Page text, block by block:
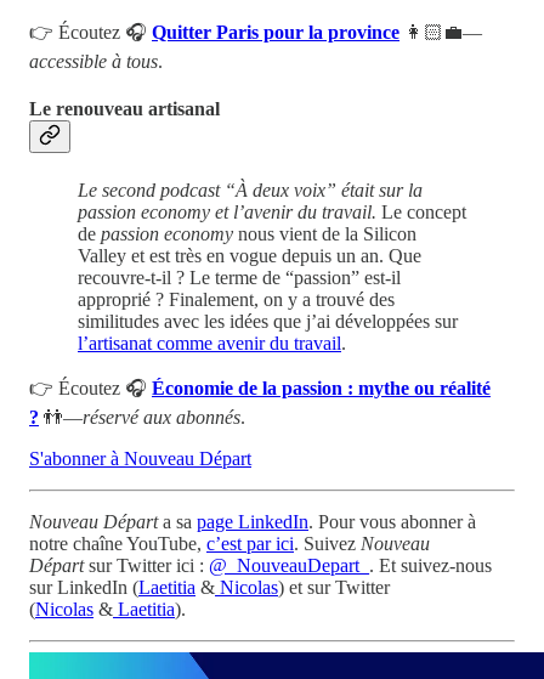
👉 Écoutez 🎧 Quitter Paris pour la province 👩🏻‍💼—
accessible à tous.
Le renouveau artisanal
Le second podcast “À deux voix” était sur la
passion economy et l’avenir du travail. Le concept
de passion economy nous vient de la Silicon
Valley et est très en vogue depuis un an. Que
recouvre-t-il ? Le terme de “passion” est-il
approprié ? Finalement, on y a trouvé des
similitudes avec les idées que j’ai développées sur
l’artisanat comme avenir du travail.
👉 Écoutez 🎧 Économie de la passion : mythe ou réalité
? 👬—réservé aux abonnés.
S'abonner à Nouveau Départ
Nouveau Départa sa page LinkedIn. Pour vous abonner à
notre chaîne YouTube, c’est par ici. Suivez Nouveau
Départsur Twitter ici : @_NouveauDepart_ . Et suivez-nous
sur LinkedIn (Laetitia & Nicolas) et sur Twitter
(Nicolas & Laetitia).